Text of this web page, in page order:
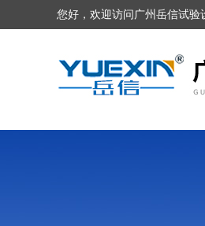
您好，欢迎访问广州岳信试验